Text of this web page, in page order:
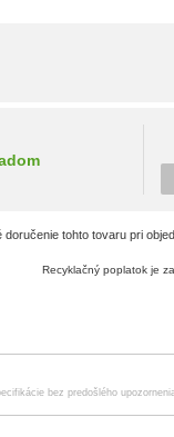
doručenie tohto tovaru pri
Recyklačný poplatok je
bez predošlého